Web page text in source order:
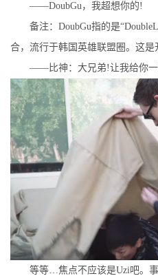
——DoubGu，我超想你的!
备注：DoubGu指的是
合，流行于韩国英雄联盟圈。这是
——比神：大兄弟!让我给你一
等等…焦点不应该是Uzi吧。事